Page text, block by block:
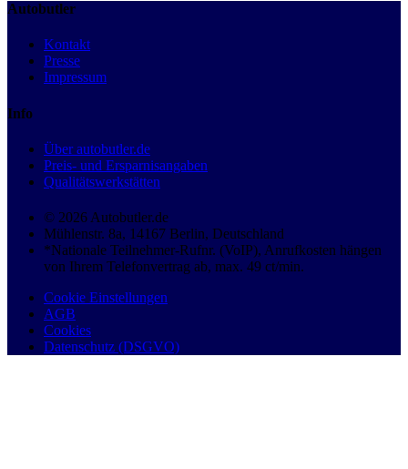
Autobutler
Kontakt
Presse
Impressum
Info
Über autobutler.de
Preis- und Ersparnisangaben
Qualitätswerkstätten
© 2026 Autobutler.de
Mühlenstr. 8a, 14167 Berlin, Deutschland
*Nationale Teilnehmer-Rufnr. (VoIP), Anrufkosten hängen
von Ihrem Telefonvertrag ab, max. 49 ct/min.
Cookie Einstellungen
AGB
Cookies
Datenschutz (DSGVO)